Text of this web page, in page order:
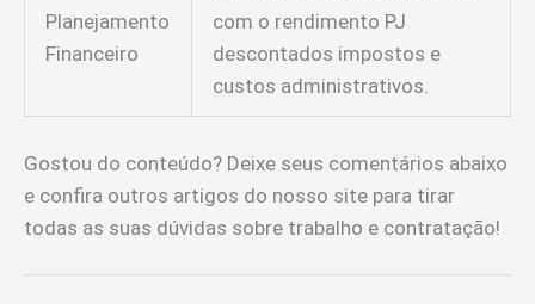
Planejamento
Financeiro
com o rendimento PJ
descontados impostos e
custos administrativos.
Gostou do conteúdo? Deixe seus comentários abaixo
e confira outros artigos do nosso site para tirar
todas as suas dúvidas sobre trabalho e contratação!